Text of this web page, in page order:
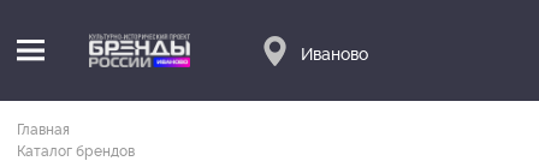
Иваново
Главная
Каталог брендов